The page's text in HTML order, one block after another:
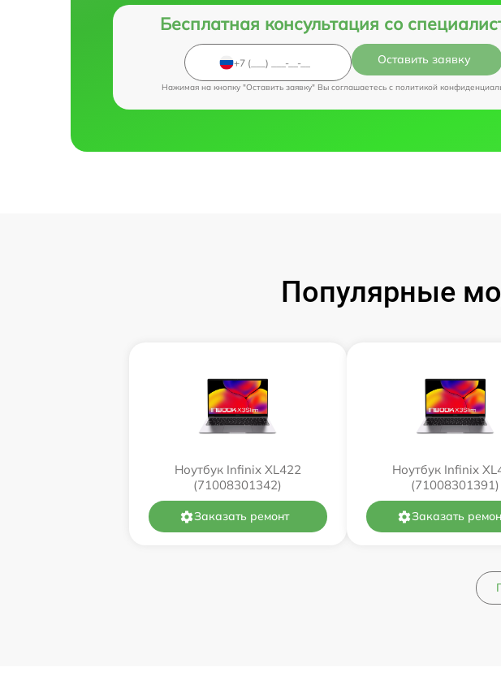
Бесплатная консультация со
Оставить заявку
Нажимая на кнопку "Оставить заявку" Вы соглашаетесь c политикой
Популярные
Ноутбук Infinix XL422
(71008301342)
Заказать ремонт
Ноутбук Infinix
(71008301391)
Заказать